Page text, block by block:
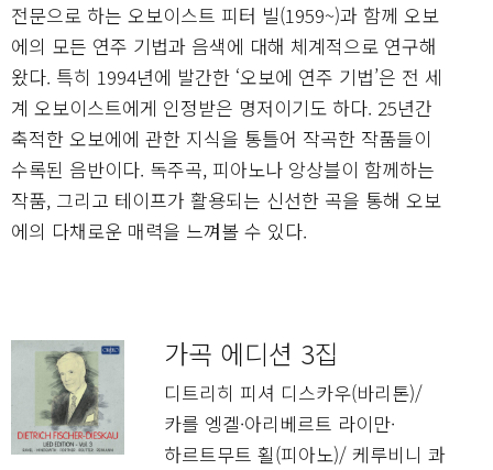
전문으로 하는 오보이스트 피터 빌(1959~)과 함께 오보
에의 모든 연주 기법과 음색에 대해 체계적으로 연구해
왔다. 특히 1994년에 발간한 ‘오보에 연주 기법’은 전 세
계 오보이스트에게 인정받은 명저이기도 하다. 25년간
축적한 오보에에 관한 지식을 통틀어 작곡한 작품들이
수록된 음반이다. 독주곡, 피아노나 앙상블이 함께하는
작품, 그리고 테이프가 활용되는 신선한 곡을 통해 오보
에의 다채로운 매력을 느껴볼 수 있다.
가곡 에디션 3집
디트리히 피셔 디스카우(바리톤)/
카를 엥겔·아리베르트 라이만·
하르트무트 횔(피아노)/ 케루비니 콰